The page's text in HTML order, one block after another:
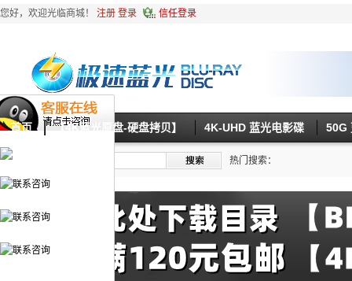
您好，欢迎光临商城！ 注册 登录 信任登录
首页 【4K蓝光原盘-硬盘拷贝】 4K-UHD 蓝光电影碟 50G
热门搜索：